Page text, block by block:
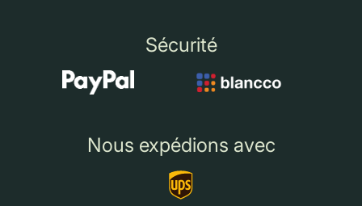
Sécurité
Nous expédions avec